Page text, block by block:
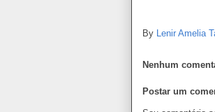
By Lenir Amelia
Nenhum
Postar um